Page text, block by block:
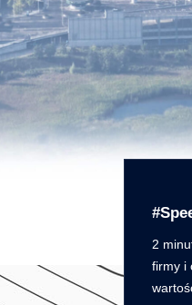
2
firmy i